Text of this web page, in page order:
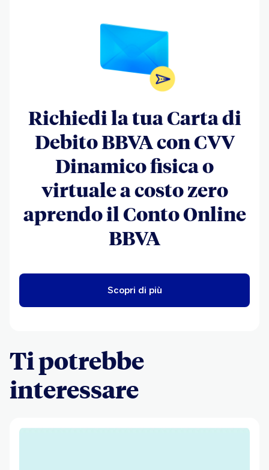
Richiedi la tua Carta di
Debito BBVA con CVV
Dinamico fisica o
virtuale a costo zero
aprendo il Conto Online
BBVA
Scopri di più
Ti potrebbe
interessare